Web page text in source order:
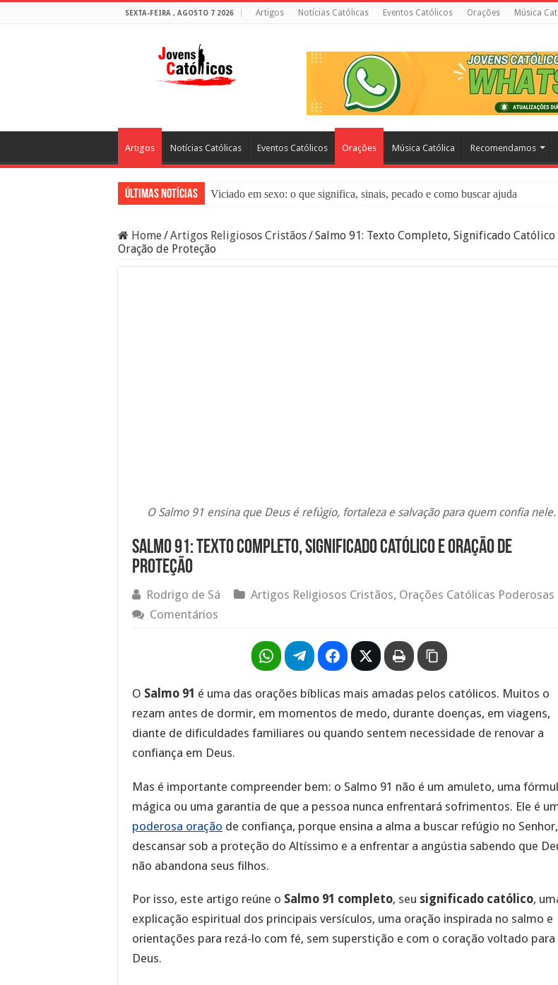
SEXTA-FEIRA , AGOSTO 7 2026 Artigos Notícias Católicas Eventos Católicos Orações Música
Artigos Notícias Católicas Eventos Católicos Orações Música Católica Recomendamos
Últimas Notícias
Viciado em sexo: o que significa, sinais, pecado e como buscar ajuda
Filme Sagrado Coração – Seu Reino Não Terá Fim: O Documentário Que
Home/Artigos Religiosos Cristãos/Salmo 91: Texto Completo, Significado Católico
Oração de Proteção
O Salmo 91 ensina que Deus é refúgio, fortaleza e salvação para quem confia nele.
Salmo 91: Texto Completo, Significado Católico e Oração de
Proteção
Rodrigo de Sá Artigos Religiosos Cristãos, Orações Católicas Poderosas
Comentários
O Salmo 91 é uma das orações bíblicas mais amadas pelos católicos. Muitos o
rezam antes de dormir, em momentos de medo, durante doenças, em viagens,
diante de dificuldades familiares ou quando sentem necessidade de renovar a
confiança em Deus.
Mas é importante compreender bem: o Salmo 91 não é um amuleto, uma
mágica ou uma garantia de que a pessoa nunca enfrentará sofrimentos. Ele é
poderosa oração de confiança, porque ensina a alma a buscar refúgio no
descansar sob a proteção do Altíssimo e a enfrentar a angústia sabendo que
não abandona seus filhos.
Por isso, este artigo reúne o Salmo 91 completo, seu significado católico,
explicação espiritual dos principais versículos, uma oração inspirada no salmo e
orientações para rezá-lo com fé, sem superstição e com o coração voltado para
Deus.